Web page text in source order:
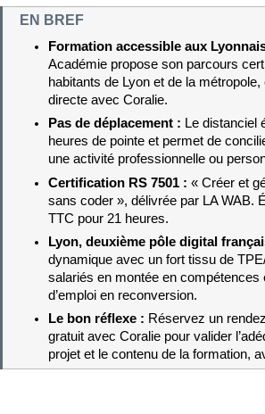
EN BREF
Formation accessible aux
Académie propose son parcours
habitants de Lyon et de la
directe avec Coralie.
Pas de déplacement : Le distanciel
heures de pointe et permet de
une activité professionnelle ou
Certification RS 7501 : « Créer et
sans coder », délivrée par LA WAB.
TTC pour 21 heures.
Lyon, deuxième pôle digital
dynamique avec un fort tissu de
salariés en montée en compétences
d’emploi en reconversion.
Le bon réflexe : Réservez un
gratuit avec Coralie pour valider
projet et le contenu de la formation,